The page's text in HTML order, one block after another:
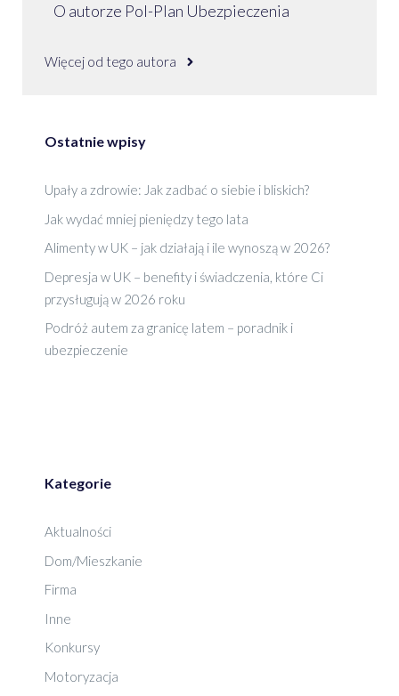
O autorze Pol-Plan Ubezpieczenia
Więcej od tego autora
Ostatnie wpisy
Upały a zdrowie: Jak zadbać o siebie i bliskich?
Jak wydać mniej pieniędzy tego lata
Alimenty w UK – jak działają i ile wynoszą w 2026?
Depresja w UK – benefity i świadczenia, które Ci
przysługują w 2026 roku
Podróż autem za granicę latem – poradnik i
ubezpieczenie
Kategorie
Aktualności
Dom/Mieszkanie
Firma
Inne
Konkursy
Motoryzacja